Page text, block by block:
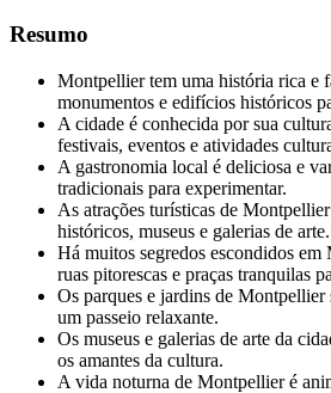
Resumo
Montpellier tem uma história rica e
monumentos e edifícios históricos
A cidade é conhecida por sua
festivais, eventos e atividades
A gastronomia local é deliciosa e
tradicionais para experimentar.
As atrações turísticas de
históricos, museus e galerias de arte.
Há muitos segredos escondidos
ruas pitorescas e praças tranquilas
Os parques e jardins de Montpellier
um passeio relaxante.
Os museus e galerias de arte da
os amantes da cultura.
A vida noturna de Montpellier é